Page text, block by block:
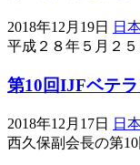
2018年12月19日 日
平成２８年５月２
第10回IJFベテ
2018年12月17日 日
西久保副会長の第